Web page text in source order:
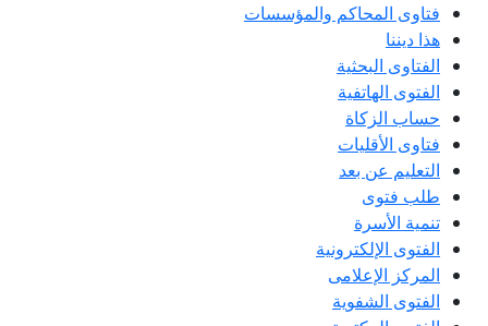
فتاوى المحاكم والمؤسسات
هذا ديننا
الفتاوى البحثية
الفتوى الهاتفية
حساب الزكاة
فتاوى الأقليات
التعليم عن بعد
طلب فتوى
تنمية الأسرة
الفتوى الإلكترونية
المركز الإعلامى
الفتوى الشفوية